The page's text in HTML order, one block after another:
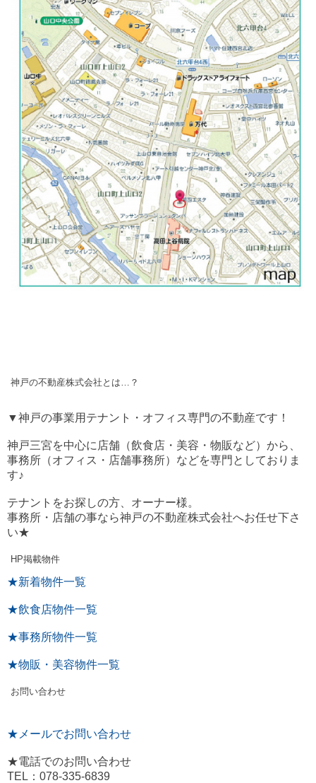
神戸の不動産株式会社とは…？
▼神戸の事業用テナント・オフィス専門の不動産です！
神戸三宮を中心に店舗（飲食店・美容・物販など）から、
事務所（オフィス・店舗事務所）などを専門としておりま
す♪
テナントをお探しの方、オーナー様。
事務所・店舗の事なら神戸の不動産株式会社へお任せ下さ
い★
HP掲載物件
★新着物件一覧
★飲食店物件一覧
★事務所物件一覧
★物販・美容物件一覧
お問い合わせ
★メールでお問い合わせ
★電話でのお問い合わせ
TEL：078-335-6839